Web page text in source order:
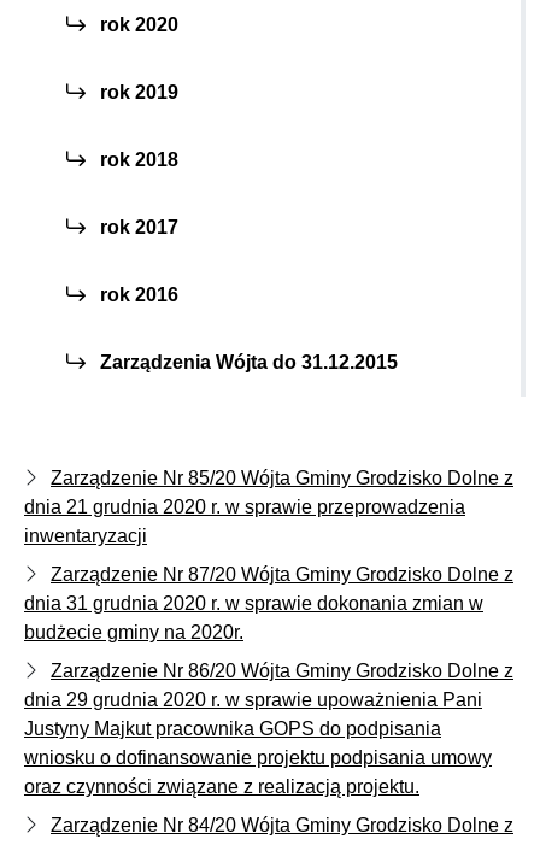
rok 2020
rok 2019
rok 2018
rok 2017
rok 2016
Zarządzenia Wójta do 31.12.2015
Zarządzenie Nr 85/20 Wójta Gminy Grodzisko Dolne z
dnia 21 grudnia 2020 r. w sprawie przeprowadzenia
inwentaryzacji
Zarządzenie Nr 87/20 Wójta Gminy Grodzisko Dolne z
dnia 31 grudnia 2020 r. w sprawie dokonania zmian w
budżecie gminy na 2020r.
Zarządzenie Nr 86/20 Wójta Gminy Grodzisko Dolne z
dnia 29 grudnia 2020 r. w sprawie upoważnienia Pani
Justyny Majkut pracownika GOPS do podpisania
wniosku o dofinansowanie projektu podpisania umowy
oraz czynności związane z realizacją projektu.
Zarządzenie Nr 84/20 Wójta Gminy Grodzisko Dolne z